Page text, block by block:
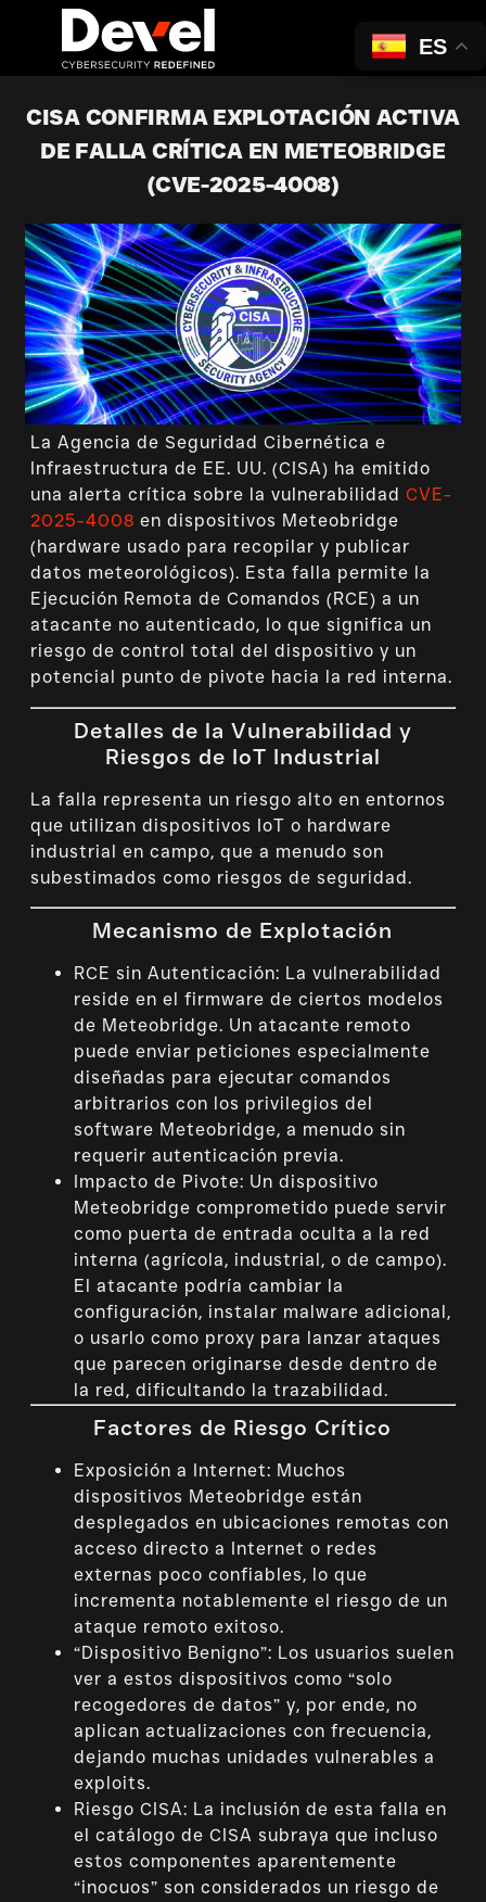
CISA CONFIRMA EXPLOTACIÓN ACTIVA
DE FALLA CRÍTICA EN METEOBRIDGE
(CVE-2025-4008)
La Agencia de Seguridad Cibernética e
Infraestructura de EE. UU. (CISA) ha emitido
una alerta crítica sobre la vulnerabilidadCVE-
2025-4008 en dispositivos Meteobridge
(hardware usado para recopilar y publicar
datos meteorológicos). Esta falla permite la
Ejecución Remota de Comandos (RCE) a un
atacante no autenticado, lo que significa un
riesgo de control total del dispositivo y un
potencial punto de pivote hacia la red interna.
Detalles de la Vulnerabilidad y
Riesgos de IoT Industrial
La falla representa un riesgo alto en entornos
que utilizan dispositivos IoT o hardware
industrial en campo, que a menudo son
subestimados como riesgos de seguridad.
Mecanismo de Explotación
RCE sin Autenticación: La vulnerabilidad
reside en el firmware de ciertos modelos
de Meteobridge. Un atacante remoto
puede enviar peticiones especialmente
diseñadas para ejecutar comandos
arbitrarios con los privilegios del
software Meteobridge, a menudo sin
requerir autenticación previa.
Impacto de Pivote: Un dispositivo
Meteobridge comprometido puede servir
como puerta de entrada oculta a la red
interna (agrícola, industrial, o de campo).
El atacante podría cambiar la
configuración, instalar malware adicional,
o usarlo como proxy para lanzar ataques
que parecen originarse desde dentro de
la red, dificultando la trazabilidad.
Factores de Riesgo Crítico
Exposición a Internet: Muchos
dispositivos Meteobridge están
desplegados en ubicaciones remotas con
acceso directo a Internet o redes
externas poco confiables, lo que
incrementa notablemente el riesgo de un
ataque remoto exitoso.
“Dispositivo Benigno”: Los usuarios suelen
ver a estos dispositivos como “solo
recogedores de datos” y, por ende, no
aplican actualizaciones con frecuencia,
dejando muchas unidades vulnerables a
exploits.
Riesgo CISA: La inclusión de esta falla en
el catálogo de CISA subraya que incluso
estos componentes aparentemente
“inocuos” son considerados un riesgo de
ES